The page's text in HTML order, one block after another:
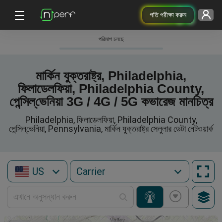
গতি পরীক্ষা করুন
পরিমাপ চলছে
মার্কিন যুক্তরাষ্ট্র, Philadelphia,
ফিলাডেলফিয়া, Philadelphia County,
পেন্সিল্‌ভেনিয়া 3G / 4G / 5G কভারেজ মানচিত্র
Philadelphia, ফিলাডেলফিয়া, Philadelphia County,
পেন্সিল্‌ভেনিয়া, Pennsylvania, মার্কিন যুক্তরাষ্ট্র সেলুলার ডেটা নেটওয়ার্ক
US